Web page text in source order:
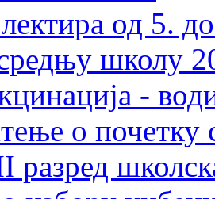
од 5.
школу
-
о почетку